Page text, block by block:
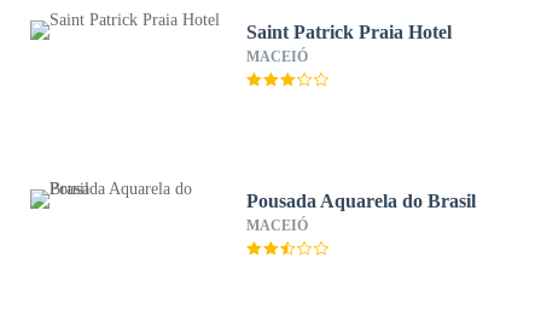
Saint Patrick Praia Hotel
MACEIÓ
Pousada Aquarela do Brasil
MACEIÓ